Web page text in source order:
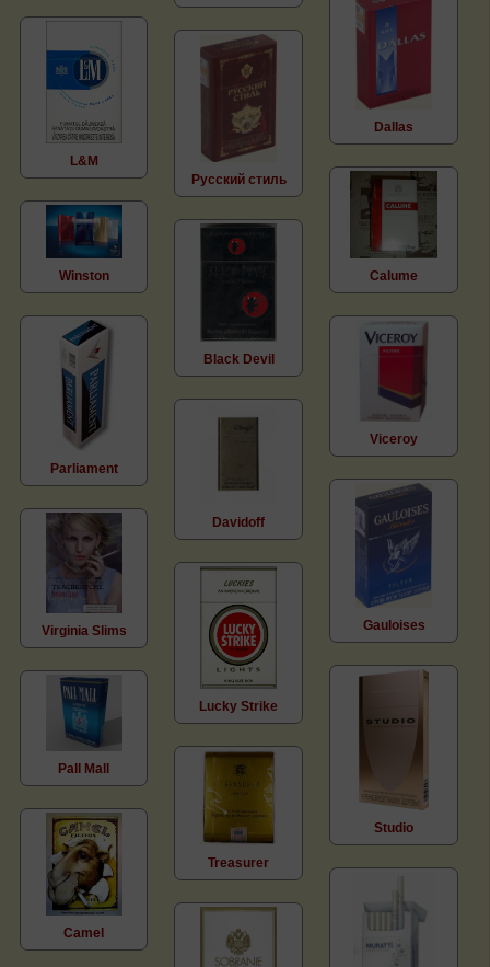
L&M
Winston
Parliament
Virginia Slims
Pall Mall
Camel
Русский стиль
Black Devil
Davidoff
Lucky Strike
Treasurer
Dallas
Calume
Viceroy
Gauloises
Studio